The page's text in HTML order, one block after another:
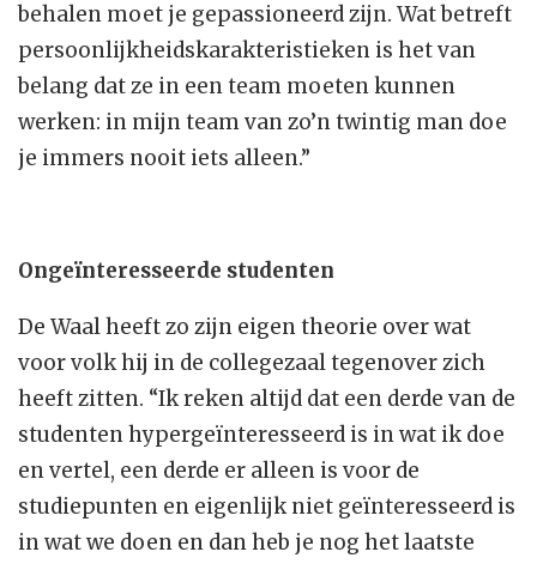
behalen moet je gepassioneerd zijn. Wat betreft
persoonlijkheidskarakteristieken is het van
belang dat ze in een team moeten kunnen
werken: in mijn team van zo’n twintig man doe
je immers nooit iets alleen.”
Ongeïnteresseerde studenten
De Waal heeft zo zijn eigen theorie over wat
voor volk hij in de collegezaal tegenover zich
heeft zitten. “Ik reken altijd dat een derde van de
studenten hypergeïnteresseerd is in wat ik doe
en vertel, een derde er alleen is voor de
studiepunten en eigenlijk niet geïnteresseerd is
in wat we doen en dan heb je nog het laatste